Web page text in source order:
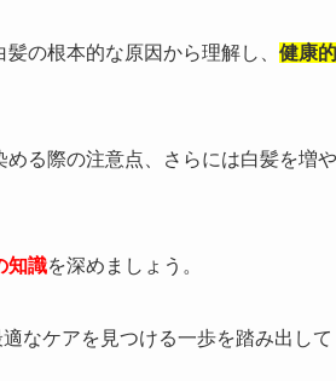
の根本的な原因から理解し、 健康
る際の注意点、さらには白髪を増
知識を深めましょう。
なケアを見つける一歩を踏み出して